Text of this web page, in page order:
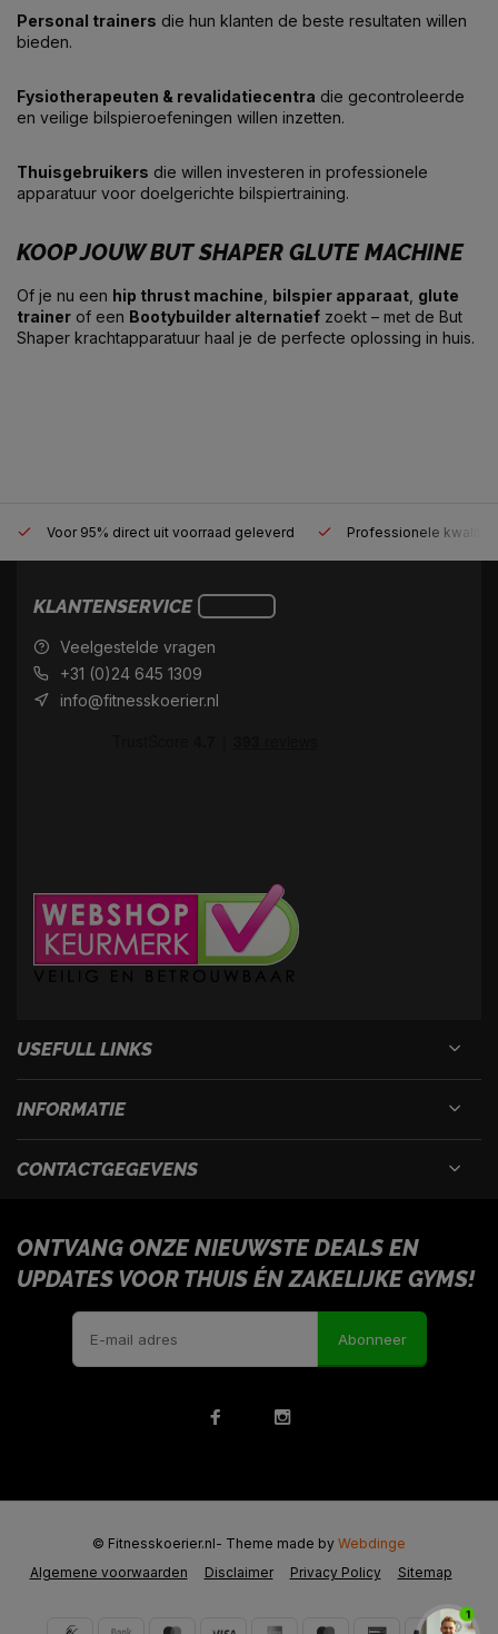
Personal trainers die hun klanten de beste resultaten willen
bieden.
Fysiotherapeuten & revalidatiecentra die gecontroleerde
en veilige bilspieroefeningen willen inzetten.
Thuisgebruikers die willen investeren in professionele
apparatuur voor doelgerichte bilspiertraining.
KOOP JOUW BUT SHAPER GLUTE MACHINE
Of je nu een hip thrust machine bilspier apparaat glute
trainer of een Bootybuilder alternatief zoekt – met de But
Shaper krachtapparatuur haal je de perfecte oplossing in huis.
Voor 95% direct uit voorraad geleverd Professionele
KLANTENSERVICE
Veelgestelde vragen
+31 (0)24 645 1309
info@fitnesskoerier.nl
USEFULL LINKS
INFORMATIE
CONTACTGEGEVENS
ONTVANG ONZE NIEUWSTE DEALS EN
UPDATES VOOR THUIS ÉN ZAKELIJKE GYMS!
Abonneer
Algemene voorwaarden Disclaimer Privacy Policy Sitemap
© Fitnesskoerier.nl- Theme made by Webdinge
1